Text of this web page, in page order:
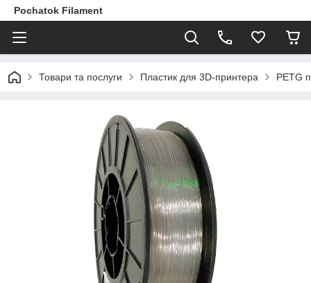
Pochatok Filament
Товари та послуги Пластик для 3D-принтера PETG